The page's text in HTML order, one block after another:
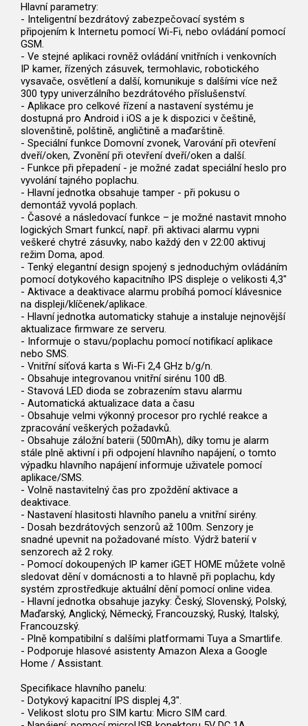
Hlavní parametry:
- Inteligentní bezdrátový zabezpečovací systém s
připojením k Internetu pomocí Wi-Fi, nebo ovládání pomocí
GSM.
- Ve stejné aplikaci rovněž ovládání vnitřních i venkovních
IP kamer, řízených zásuvek, termohlavic, robotického
vysavače, osvětlení a další, komunikuje s dalšími více než
300 typy univerzálního bezdrátového příslušenství.
- Aplikace pro celkové řízení a nastavení systému je
dostupná pro Android i iOS a je k dispozici v češtině,
slovenštině, polštině, angličtině a maďarštině.
- Speciální funkce Domovní zvonek, Varování při otevření
dveří/oken, Zvonění při otevření dveří/oken a další.
- Funkce při přepadení - je možné zadat speciální heslo pro
vyvolání tajného poplachu.
- Hlavní jednotka obsahuje tamper - při pokusu o
demontáž vyvolá poplach.
- Časové a následovací funkce – je možné nastavit mnoho
logických Smart funkcí, např. při aktivaci alarmu vypni
veškeré chytré zásuvky, nabo každý den v 22:00 aktivuj
režim Doma, apod.
- Tenký elegantní design spojený s jednoduchým ovládáním
pomocí dotykového kapacitního IPS displeje o velikosti 4,3"
- Aktivace a deaktivace alarmu probíhá pomocí klávesnice
na displeji/klíčenek/aplikace.
- Hlavní jednotka automaticky stahuje a instaluje nejnovější
aktualizace firmware ze serveru.
- Informuje o stavu/poplachu pomocí notifikací aplikace
nebo SMS.
- Vnitřní síťová karta s Wi-Fi 2,4 GHz b/g/n.
- Obsahuje integrovanou vnitřní sirénu 100 dB.
- Stavová LED dioda se zobrazením stavu alarmu
- Automatická aktualizace data a času
- Obsahuje velmi výkonný procesor pro rychlé reakce a
zpracování veškerých požadavků.
- Obsahuje záložní baterii (500mAh), díky tomu je alarm
stále plně aktivní i při odpojení hlavního napájení, o tomto
výpadku hlavního napájení informuje uživatele pomocí
aplikace/SMS.
- Volně nastavitelný čas pro zpoždění aktivace a
deaktivace.
- Nastavení hlasitosti hlavního panelu a vnitřní sirény.
- Dosah bezdrátových senzorů až 100m. Senzory je
snadné upevnit na požadované místo. Výdrž baterií v
senzorech až 2 roky.
- Pomocí dokoupených IP kamer iGET HOME můžete volně
sledovat dění v domácnosti a to hlavně při poplachu, kdy
systém zprostředkuje aktuální dění pomocí online videa.
- Hlavní jednotka obsahuje jazyky: Český, Slovenský, Polský,
Maďarský, Anglický, Německý, Francouzský, Ruský, Italský,
Francouzský.
- Plně kompatibilní s dalšími platformami Tuya a Smartlife.
- Podporuje hlasové asistenty Amazon Alexa a Google
Home / Assistant.
Specifikace hlavního panelu:
- Dotykový kapacitní IPS displej 4,3".
- Velikost slotu pro SIM kartu: Micro SIM card.